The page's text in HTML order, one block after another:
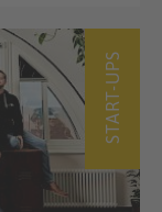
START-UPS